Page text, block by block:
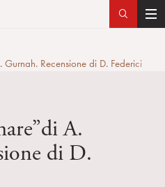
T
Recensione di D. Federici
A.
di D.